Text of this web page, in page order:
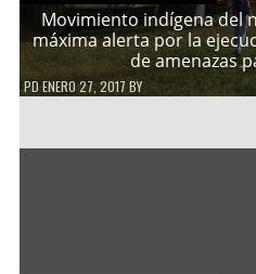
Movimiento indígena del
máxima alerta por la
de amenazas
PDENERO 27, 2017 BY